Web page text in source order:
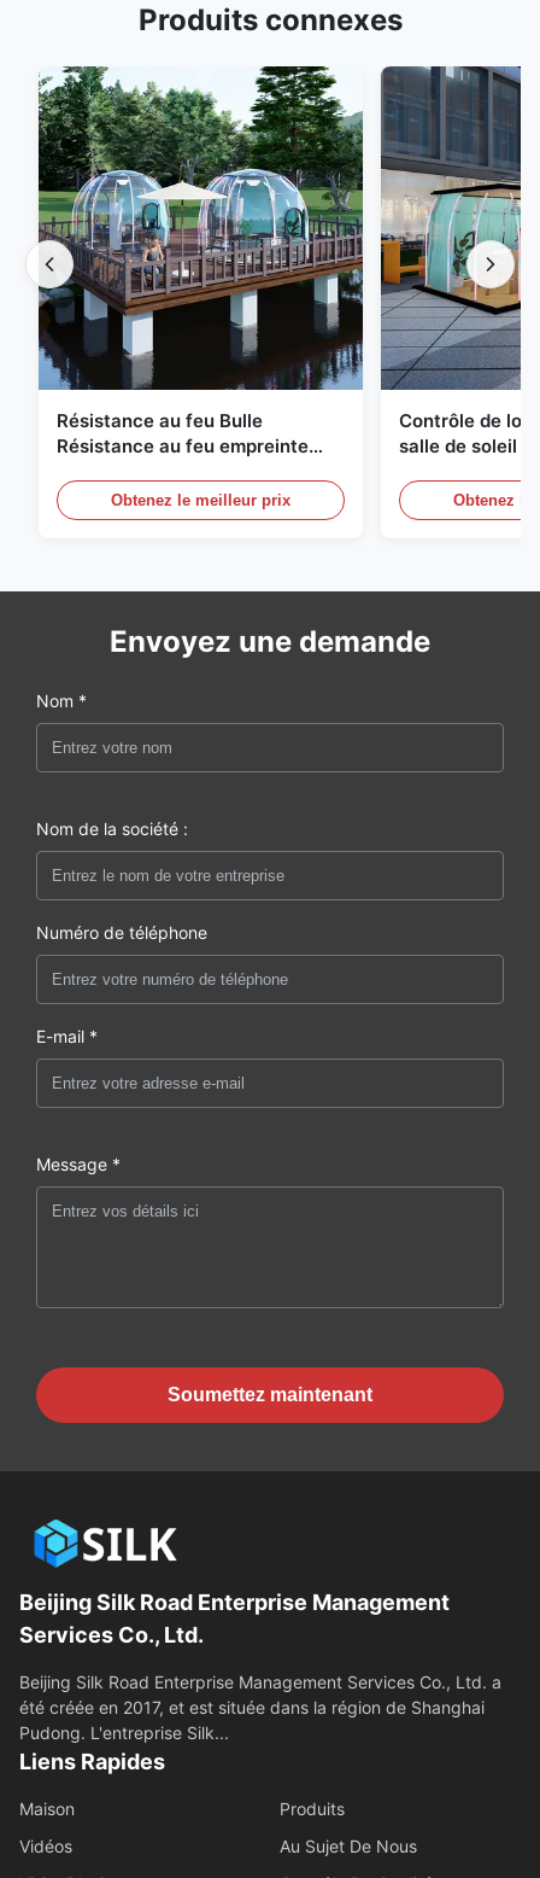
Produits connexes
Résistance au feu Bulle
Résistance au feu empreinte
Obtenez le meilleur prix
Contrôle de
salle de soleil
Obtenez
Envoyez une demande
Nom *
Nom de la société :
Numéro de téléphone
E-mail *
Message *
Soumettez maintenant
Beijing Silk Road Enterprise Management
Services Co., Ltd.
Beijing Silk Road Enterprise Management Services Co., Ltd. a
été créée en 2017, et est située dans la région de Shanghai
Pudong. L'entreprise Silk...
Liens Rapides
Maison
Produits
Vidéos
Au Sujet De Nous